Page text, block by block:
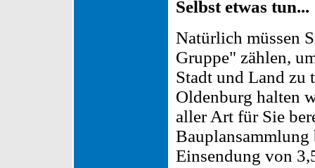
Selbst etwas tun...
Natürlich müssen
Gruppe" zählen,
Stadt und Land zu
Oldenburg halten
aller Art für Sie
Bauplansammlung
Einsendung von